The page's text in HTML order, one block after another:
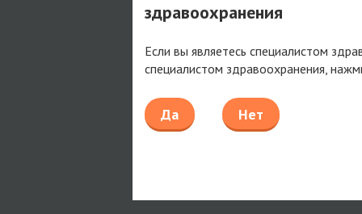
здравоохранения
Если вы являетесь специалистом
специалистом здравоохранения,
Да Нет